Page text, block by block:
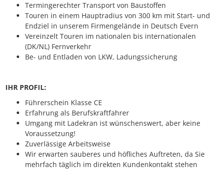
Termingerechter Transport von Baustoffen
Touren in einem Hauptradius von 300 km mit Start- und
Endziel in unserem Firmengelände in Deutsch Evern
Vereinzelt Touren im nationalen bis internationalen
(DK/NL) Fernverkehr
Be- und Entladen von LKW, Ladungssicherung
IHR PROFIL:
Führerschein Klasse CE
Erfahrung als Berufskraftfahrer
Umgang mit Ladekran ist wünschenswert, aber keine
Voraussetzung!
Zuverlässige Arbeitsweise
Wir erwarten sauberes und höfliches Auftreten, da Sie
mehrfach täglich im direkten Kundenkontakt stehen